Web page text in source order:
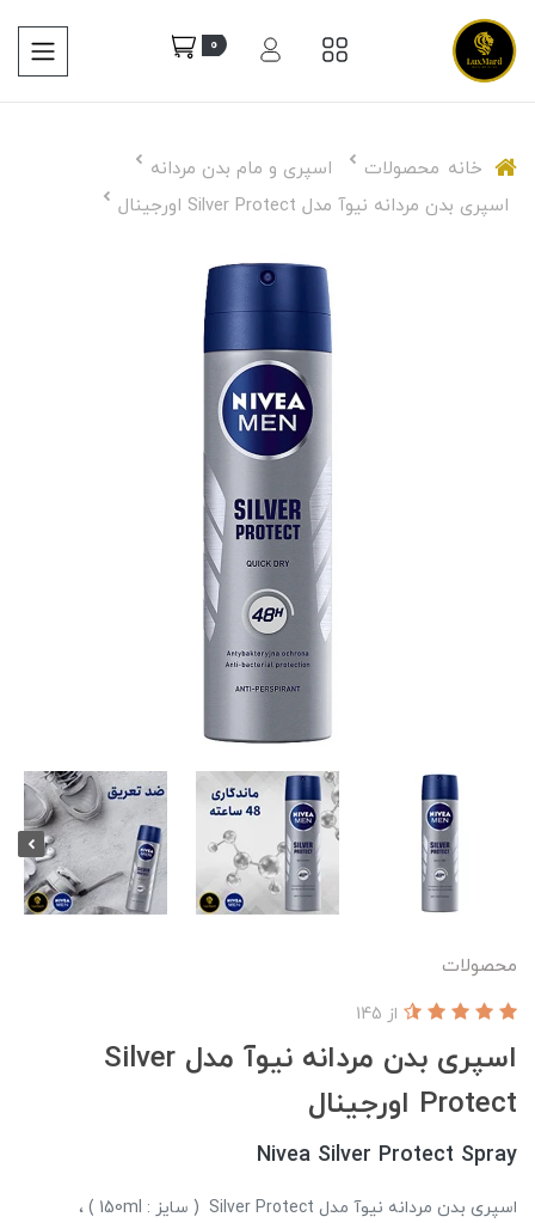
0
خانه محصولات
اسپری و مام بدن مردانه
اسپری بدن مردانه نیوآ مدل Silver Protect اورجینال
محصولات
اسپری بدن مردانه نیوآ مدل Silver
Protect اورجینال
از 145
Nivea Silver Protect Spray
اسپری بدن مردانه نیوآ مدل Silver Protect ( سایز : 150ml ) ،